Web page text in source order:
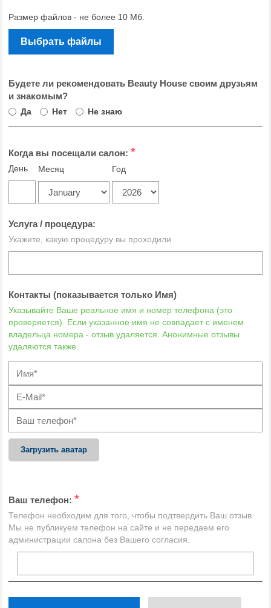
Размер файлов - не более 10 Мб.
Выбрать файлы
Будете ли рекомендовать Beauty House своим друзьям
и знакомым?
Да Нет Не знаю
Когда вы посещали салон: *
День Месяц Год
Услуга / процедура:
Укажите, какую процедуру вы проходили
Контакты (показывается только Имя)
Указывайте Ваше реальное имя и номер телефона (это
проверяется). Если указанное имя не совпадает с именем
владельца номера - отзыв удаляется. Анонимные отзывы
удаляются также.
Загрузить аватар
Ваш телефон: *
Телефон необходим для того, чтобы подтвердить Ваш отзыв
Мы не публикуем телефон на сайте и не передаем его
администрации салона без Вашего согласия.